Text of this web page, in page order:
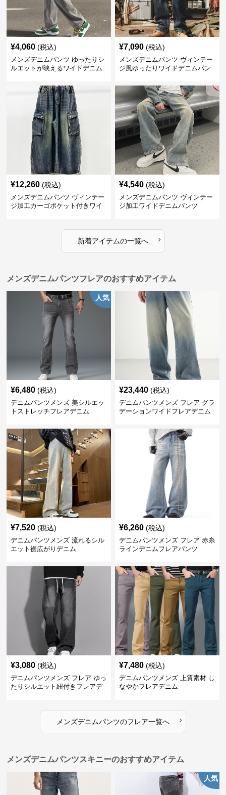
¥4,060 (税込)
メンズデニムパンツ ゆったりシ
ルエットが映えるワイドデニム
¥7,090 (税込)
メンズデニムパンツ ヴィンテー
ジ風ゆったりワイドデニムパン
¥12,260 (税込)
メンズデニムパンツ ヴィンテー
ジ加工カーゴポケット付きワイ
¥4,540 (税込)
メンズデニムパンツ ヴィンテー
ジ加工ワイドデニムパンツ
新着アイテムの一覧へ ›
メンズデニムパンツフレアのおすすめアイテム
人気
¥6,480 (税込)
デニムパンツメンズ 美シルエッ
トストレッチフレアデニム
¥23,440 (税込)
デニムパンツメンズ フレア グラ
デーションワイドフレアデニム
¥7,520 (税込)
デニムパンツメンズ 流れるシル
エット裾広がりデニム
¥6,260 (税込)
デニムパンツメンズ フレア 赤糸
ラインデニムフレアパンツ
¥3,080 (税込)
デニムパンツメンズ フレア ゆっ
たりシルエット紐付きフレアデ
¥7,480 (税込)
デニムパンツメンズ 上質素材 し
なやかフレアデニム
メンズデニムパンツのフレア一覧へ ›
メンズデニムパンツスキニーのおすすめアイテム
人気